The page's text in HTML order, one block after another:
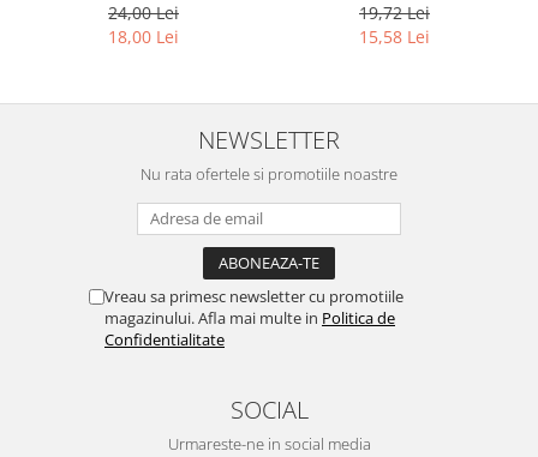
24,00 Lei
18,00 Lei
19,72 Lei
15,58 Lei
NEWSLETTER
Nu rata ofertele si promotiile noastre
Vreau sa primesc newsletter cu promotiile
magazinului. Afla mai multe in Politica de
Confidentialitate
SOCIAL
Urmareste-ne in social media